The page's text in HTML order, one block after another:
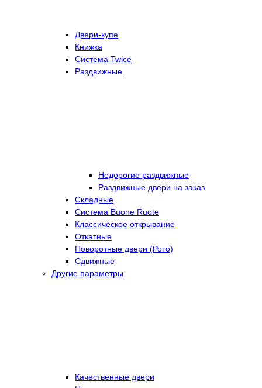
Двери-купе
Книжка
Система Twice
Раздвижные
Недорогие раздвижные
Раздвижные двери на заказ
Складные
Cистема Buone Ruote
Классическое открывание
Откатные
Поворотные двери (Рото)
Сдвижные
Другие параметры
Качественные двери